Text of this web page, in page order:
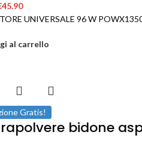
45.90
UNIVERSALE 96 W
al carrello
Gratis!
bidone